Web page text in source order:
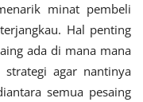
minat pembeli
Hal penting
ada di mana mana
agar nantinya
semua pesaing